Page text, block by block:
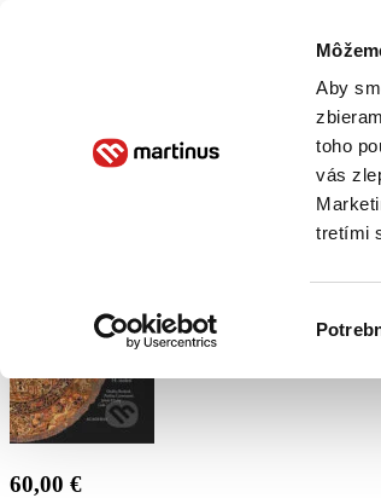
Aby
toho
vás
tretími
súhlasu
Poukážky
60,00 €